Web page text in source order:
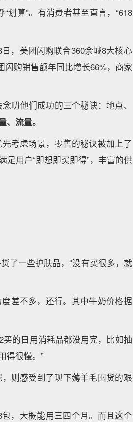
划算”。有消费者甚至直言，“618
，美团闪购联合360余城8大核心
闪购销售额年同比增长66%，商家
叨他们成功的三个秘诀：地点、
、流量。
考虑场景，零售的秘诀被加上了
用户“即想即买即得”，丰富的供
了一些护肤品，“没有买很多，就
差不多，还行。其中牛奶价格据
的日用消耗品都没用完，比如抽
得很慢。”
则感受到了现下薅羊毛囤货的艰
，大概能用三四个月。而且这个